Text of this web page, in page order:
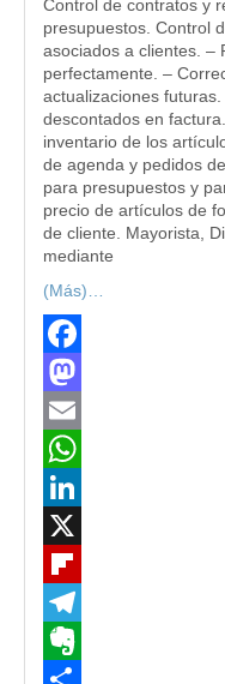
Control de contratos y
presupuestos. Control
asociados a clientes. –
perfectamente. –
actualizaciones
descontados en
inventario de los
de agenda y pedidos
para presupuestos y
precio de artículos de
de cliente. Mayorista,
mediante
(Más)…
Facebook
Mastodon
Email
WhatsApp
LinkedIn
Flipboard
Telegram
Evernote